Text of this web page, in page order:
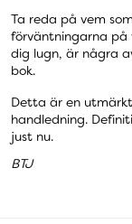
Ta reda på vem
förväntningarna
dig lugn, är några
bok.
Detta är en
handledning.
just nu.
BTJ